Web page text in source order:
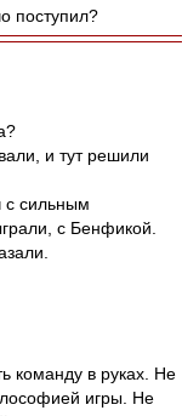
поступил?
и тут решили
сильным
с Бенфикой.
команду в руках. Не
игры. Не